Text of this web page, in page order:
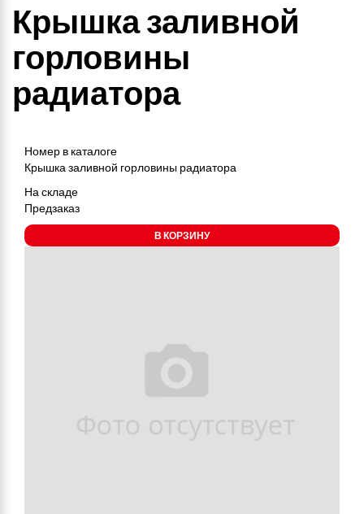
Крышка заливной
горловины
радиатора
Номер в каталоге
Крышка заливной горловины радиатора
На складе
Предзаказ
В КОРЗИНУ